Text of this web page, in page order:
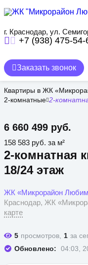
содержанию
г. Краснодар, ул.
+7 (938) 475-54-
Заказать звонок
Квартиры в ЖК
2-комнатные 2-
2-комнатная
18/24 этаж
6 660 499 руб.
ЖК «Микрорайон
Краснодар, ЖК
карте
158 583 руб. за м²
5 просмотров, 1 за
Обновлено:
04:03,